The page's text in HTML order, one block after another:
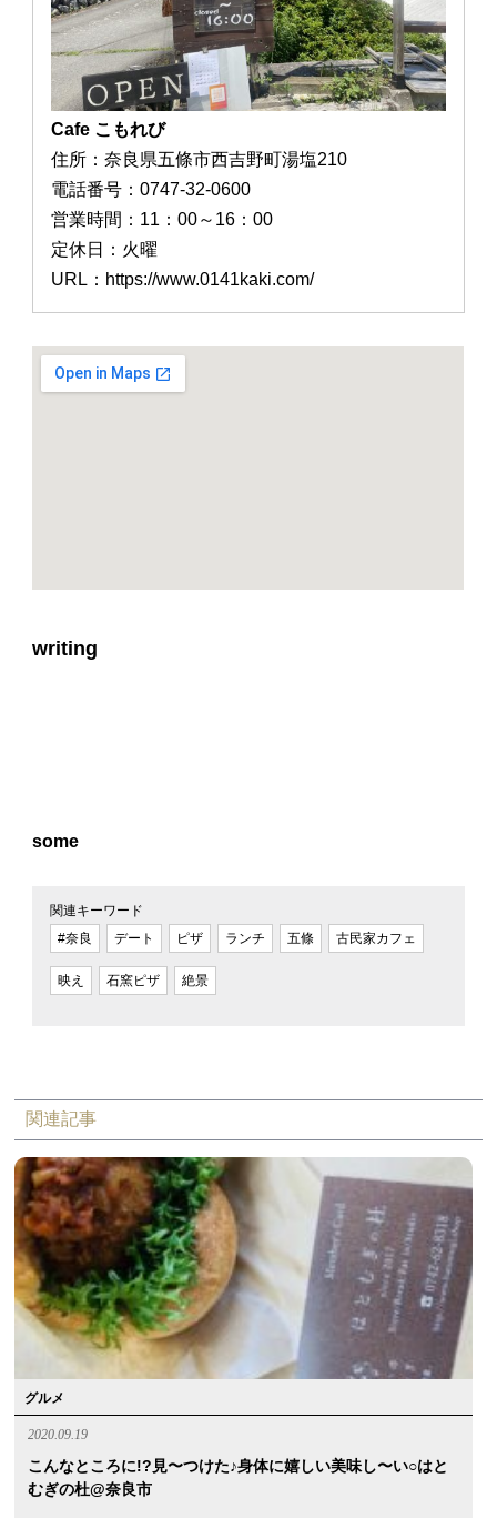
Cafe こもれび
住所：奈良県五條市西吉野町湯塩210
電話番号：0747-32-0600
営業時間：11：00～16：00
定休日：火曜
URL：https://www.0141kaki.com/
writing
some
関連キーワード
#奈良
デート ピザ ランチ 五條 古民家カフェ
映え 石窯ピザ 絶景
関連記事
グルメ
2020.09.19
こんなところに!?見〜つけた♪身体に嬉しい美味し〜い○はと
むぎの杜@奈良市